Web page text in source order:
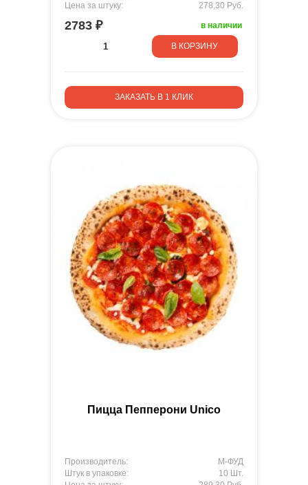
Цена за штуку:
278,30 Руб.
2783 ₽ в наличии
В КОРЗИНУ
ЗАКАЗАТЬ В 1 КЛИК
Пицца Пепперони Unico
Производитель:
М-ФУД
Штук в упаковке:
10 Шт.